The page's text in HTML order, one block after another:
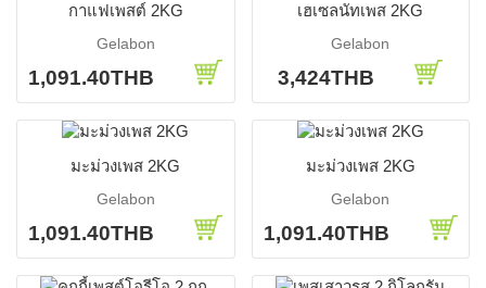
กาแฟเพสต์ 2KG
Gelabon
1,091.40THB
เฮเซลนัทเพส 2KG
Gelabon
3,424THB
มะม่วงเพส 2KG
Gelabon
1,091.40THB
มะม่วงเพส 2KG
Gelabon
1,091.40THB